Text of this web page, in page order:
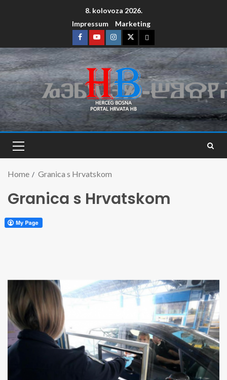
8. kolovoza 2026.
Impressum
Marketing
Home Granica s Hrvatskom
Granica s Hrvatskom